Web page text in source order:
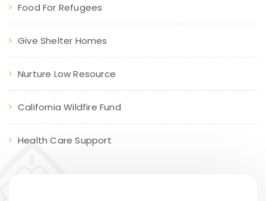
Food For Refugees
Give Shelter Homes
Nurture Low Resource
California Wildfire Fund
Health Care Support